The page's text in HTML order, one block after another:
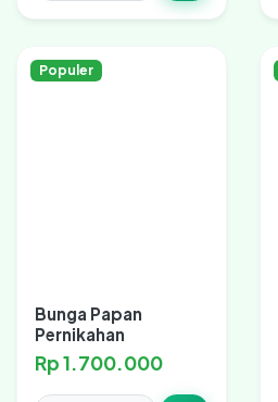
Populer
Bunga Papan
Pernikahan
Rp 1.700.000